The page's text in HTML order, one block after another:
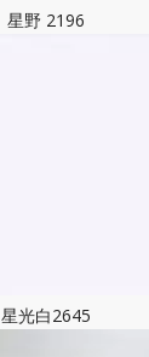
星野 2196
星光白2645